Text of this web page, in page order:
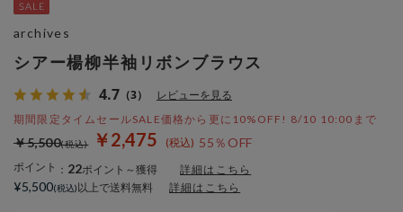
シアー楊柳半袖リボンブラウス
4.7 （3） レビューを見る
期間限定タイムセールSALE価格から更に10%OFF! 8/10 10:00まで
￥2,475 55％OFF
￥5,500
ポイント ： 22ポイント～獲得 詳細はこちら
archives
¥5,500 以上で送料無料 詳細はこちら